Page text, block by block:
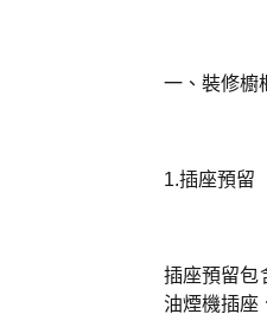
一、裝修櫥
1.插座預留
插座預留包
油煙機插座